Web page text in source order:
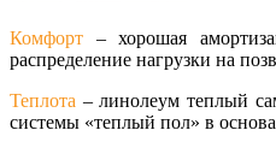
Комфорт – хорошая
распределение нагрузки на
Теплота – линолеум теплый
системы «теплый пол» в